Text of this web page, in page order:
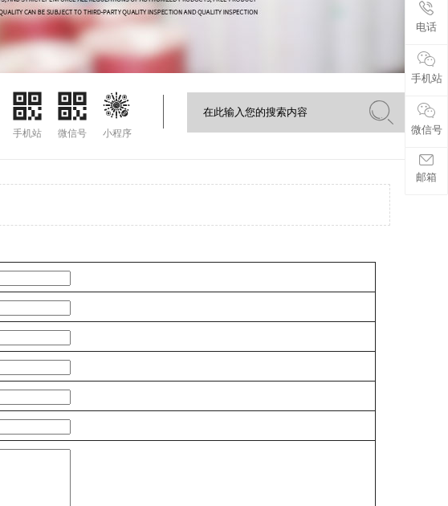
手机站 微信号 小程序
电话
手机站
微信号
邮箱